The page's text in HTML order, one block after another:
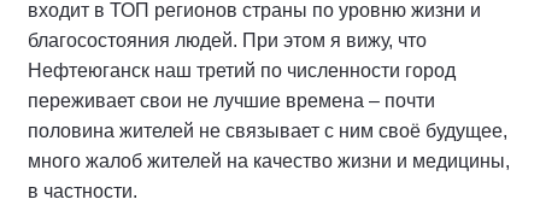
входит в ТОП регионов страны по уровню жизни и
благосостояния людей. При этом я вижу, что
Нефтеюганск наш третий по численности город
переживает свои не лучшие времена – почти
половина жителей не связывает с ним своё будущее,
много жалоб жителей на качество жизни и медицины,
в частности.